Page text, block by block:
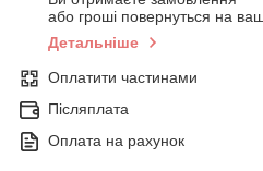
або гроші повернуться на
Детальніше
Оплатити частинами
Післяплата
Оплата на рахунок